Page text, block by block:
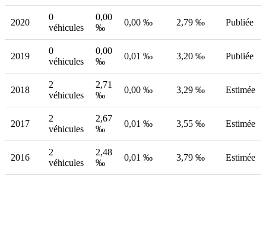
2020
0
véhicules
0,00
‰
0,00 ‰ 2,79 ‰ Publiée
2019
0
véhicules
0,00
‰
0,01 ‰ 3,20 ‰ Publiée
2018
2
véhicules
2,71
‰
0,00 ‰ 3,29 ‰ Estimée
2017
2
véhicules
2,67
‰
0,01 ‰ 3,55 ‰ Estimée
2016
2
véhicules
2,48
‰
0,01 ‰ 3,79 ‰ Estimée